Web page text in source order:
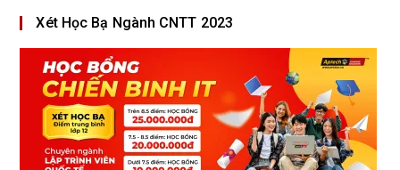
Xét Học Bạ Ngành CNTT 2023